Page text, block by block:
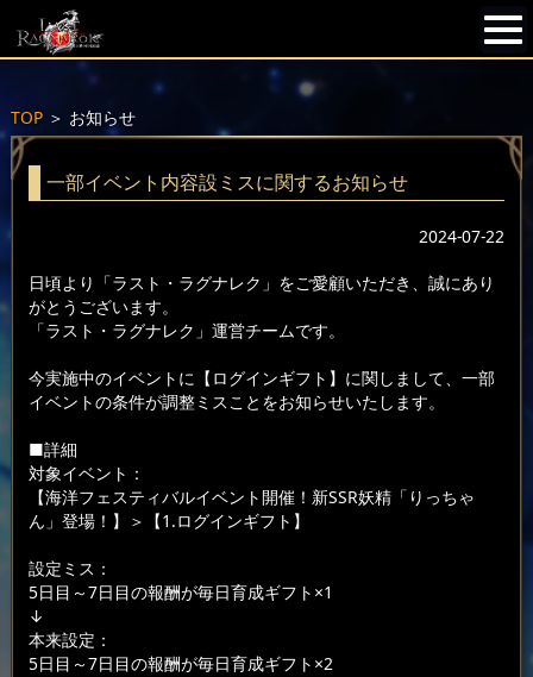
TOP＞ お知らせ
一部イベント内容設ミスに関するお知らせ
2024-07-22
日頃より「ラスト・ラグナレク」をご愛顧いただき、誠にあり
がとうございます。
「ラスト・ラグナレク」運営チームです。
今実施中のイベントに【ログインギフト】に関しまして、一部
イベントの条件が調整ミスことをお知らせいたします。
■詳細
対象イベント：
【海洋フェスティバルイベント開催！新SSR妖精「りっちゃ
ん」登場！】＞【1.ログインギフト】
設定ミス：
5日目～7日目の報酬が毎日育成ギフト×1
↓
本来設定：
5日目～7日目の報酬が毎日育成ギフト×2